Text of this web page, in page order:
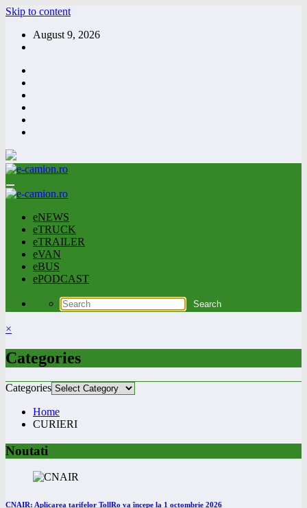
Skip to content
August 9, 2026
eNEWS
eTRUCK
eTRAILER
eVAN
eBUS
ePODCAST
×
Categories
Categories
Home
CURIERI
Noutati
CNAIR: Aplicarea tarifelor TollRo va începe la 1 octombrie 2026